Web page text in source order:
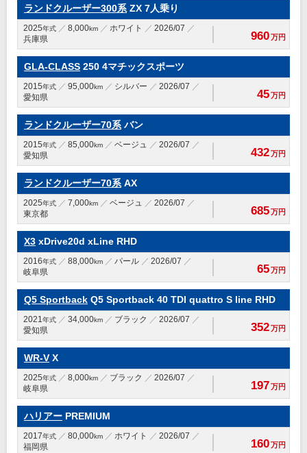
ランドクルーザー300系ZX 7人乗り
2025年式 8,000km ホワイト
2026/07
兵庫県
960万円
GLA-CLASS 250 4マチックスポーツ
2015年式 95,000km シルバー
2026/07
愛知県
45万円
ランドクルーザー70系バン
2015年式 85,000km ベージュ
2026/07
愛知県
432万円
ランドクルーザー70系AX
2025年式 7,000km ベージュ
2026/07
東京都
685万円
X3 xDrive20d xLine RHD
2016年式 88,000km パール
2026/07
岐阜県
65万円
Q5 Sportback Q5 Sportback 40 TDI quattro S line RHD
2021年式 34,000km ブラック
2026/07
愛知県
352万円
WR-V X
2025年式 8,000km ブラック
2026/07
岐阜県
197万円
ハリアー PREMIUM
2017年式 80,000km ホワイト
2026/07
福岡県
160万円